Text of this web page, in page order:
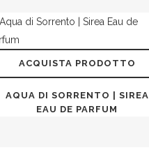
ACQUISTA PRODOTTO
AQUA DI SORRENTO | SIREA
EAU DE PARFUM